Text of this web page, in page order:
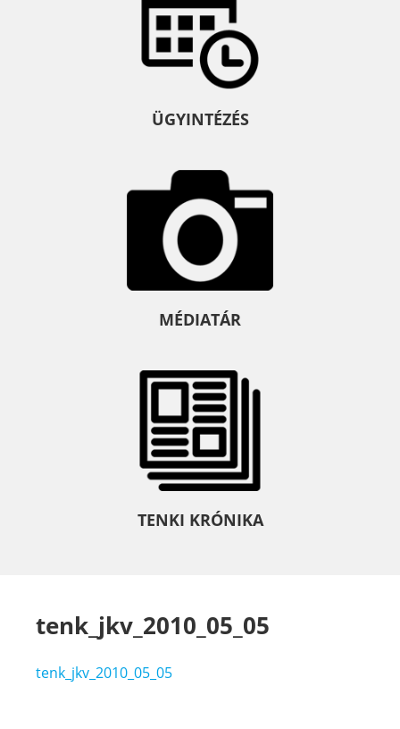
ÜGYINTÉZÉS
MÉDIATÁR
TENKI KRÓNIKA
tenk_jkv_2010_05_05
tenk_jkv_2010_05_05